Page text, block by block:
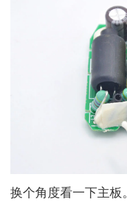
换个角度看一下主板。